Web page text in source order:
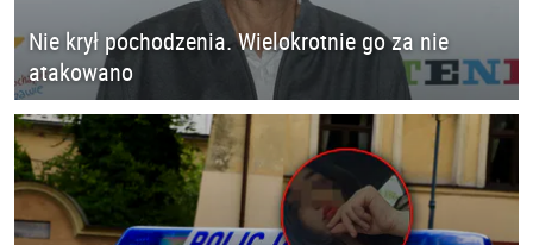
Nie krył pochodzenia. Wielokrotnie go za nie
atakowano